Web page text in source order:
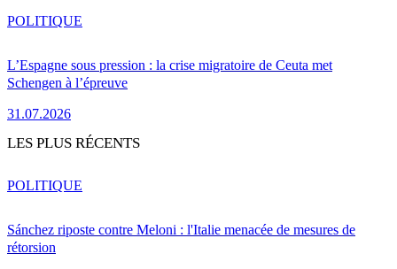
L’Espagne sous pression : la crise migratoire de Ceuta met
Schengen à l’épreuve
31.07.2026
POLITIQUE
LES PLUS RÉCENTS
Sánchez riposte contre Meloni : l'Italie menacée de mesures de
rétorsion
POLITIQUE